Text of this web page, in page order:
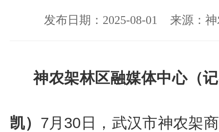
发布日期：2025-08-01 来源：
神农架林区融媒体中心
凯） 7月30日，武汉市神农架